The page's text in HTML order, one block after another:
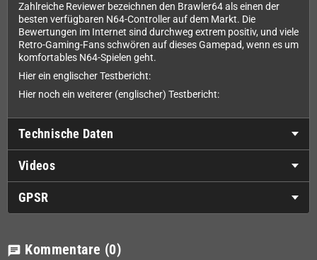
Zahlreiche Reviewer bezeichnen den Brawler64 als einen der
besten verfügbaren N64-Controller auf dem Markt. Die
Bewertungen im Internet sind durchweg extrem positiv, und viele
Retro-Gaming-Fans schwören auf dieses Gamepad, wenn es um
komfortables N64-Spielen geht.
Hier ein englischer Testbericht:
Hier noch ein weiterer (englischer) Testbericht:
Technische Daten
Videos
GPSR
chat Kommentare (0)